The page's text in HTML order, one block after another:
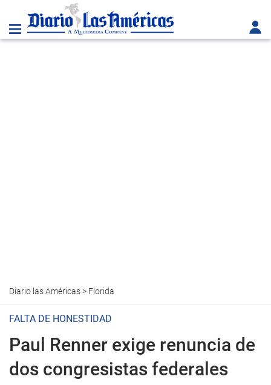
Diario las Américas> Florida
FALTA DE HONESTIDAD
Paul Renner exige renuncia de
dos congresistas federales